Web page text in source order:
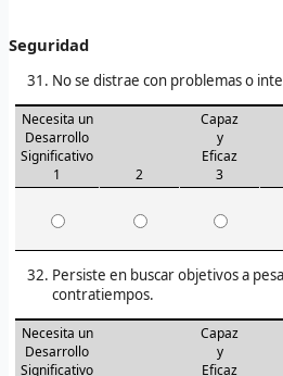
Seguridad
No se distrae con problemas o
Necesita un
Desarrollo
Significativo
1
2
Capaz
y
Eficaz
3
Persiste en buscar objetivos a
contratiempos.
Necesita un
Desarrollo
Significativo
Capaz
y
Eficaz